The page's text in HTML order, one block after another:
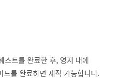
스트를 완료한 후, 영지 내에
를 완료하면 제작 가능합니다.